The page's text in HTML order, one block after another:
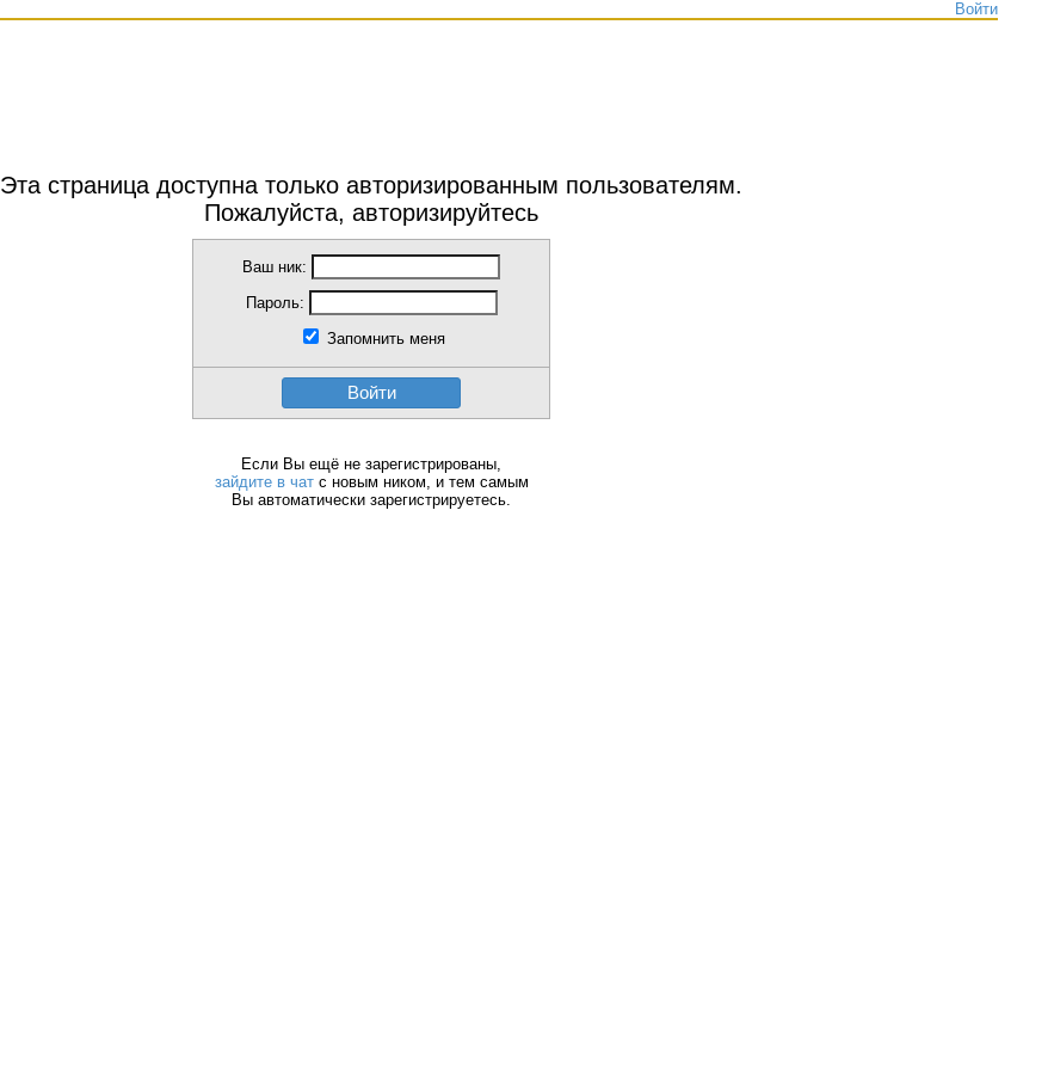
Войти
Эта страница доступна только авторизированным пользователям.
Пожалуйста, авторизируйтесь
Ваш ник:
Пароль:
Запомнить меня
Войти
Если Вы ещё не зарегистрированы,
зайдите в чатс новым ником, и тем самым
Вы автоматически зарегистрируетесь.